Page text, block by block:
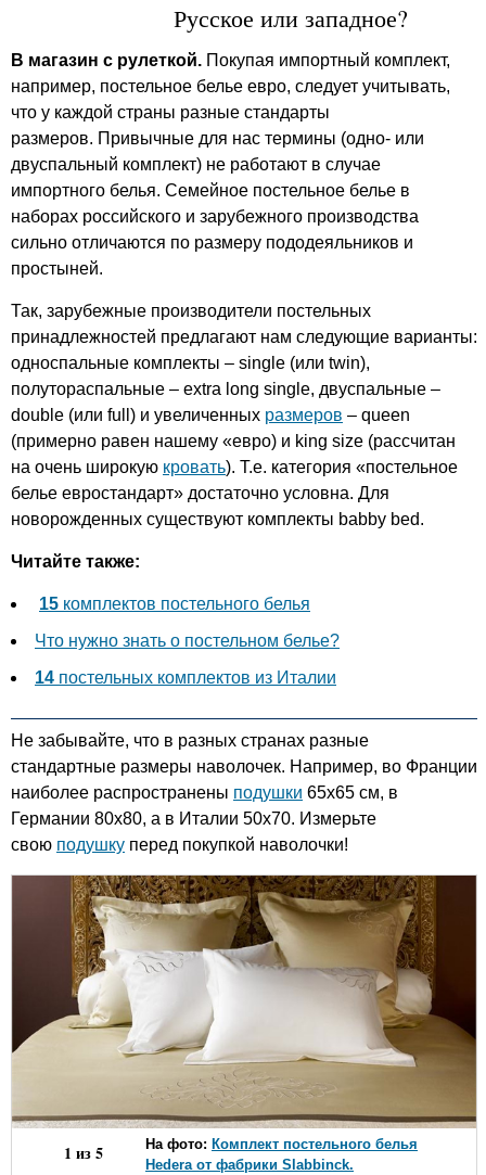
лишь избегать пестроты;
стоит один предмет выбрать
однотонным, второй - с
неброским рисунком, а третий
- сделать акцентом.
Например, однотонная
простыня, покрывало в клетку
и наволочки с крупными
цветами. Особенно уместны
такие эксперименты в
интерьере стиля кантри,
прованс.
Русское или западное?
В магазин с рулеткой. Покупая импортный комплект,
например, постельное белье евро, следует учитывать,
что у каждой страны разные стандарты
размеров. Привычные для нас термины (одно- или
двуспальный комплект) не работают в случае
импортного белья. Семейное постельное белье в
наборах российского и зарубежного производства
сильно отличаются по размеру пододеяльников и
простыней.
Так, зарубежные производители постельных
принадлежностей предлагают нам следующие варианты:
односпальные комплекты – single (или twin),
полутораспальные – extra long single, двуспальные –
double (или full) и увеличенных размеров – queen
(примерно равен нашему «евро) и king size (рассчитан
на очень широкую кровать). Т.е. категория «постельное
белье евростандарт» достаточно условна. Для
новорожденных существуют комплекты babby bed.
Читайте также:
15 комплектов постельного белья
Что нужно знать о постельном белье?
14 постельных комплектов из Италии
Не забывайте, что в разных странах разные
стандартные размеры наволочек. Например, во Франции
наиболее распространены подушки 65х65 см, в
Германии 80х80, а в Италии 50х70. Измерьте
свою подушку перед покупкой наволочки!
1 из5 На фото: Комплект постельного белья
Hedera от фабрики Slabbinck.